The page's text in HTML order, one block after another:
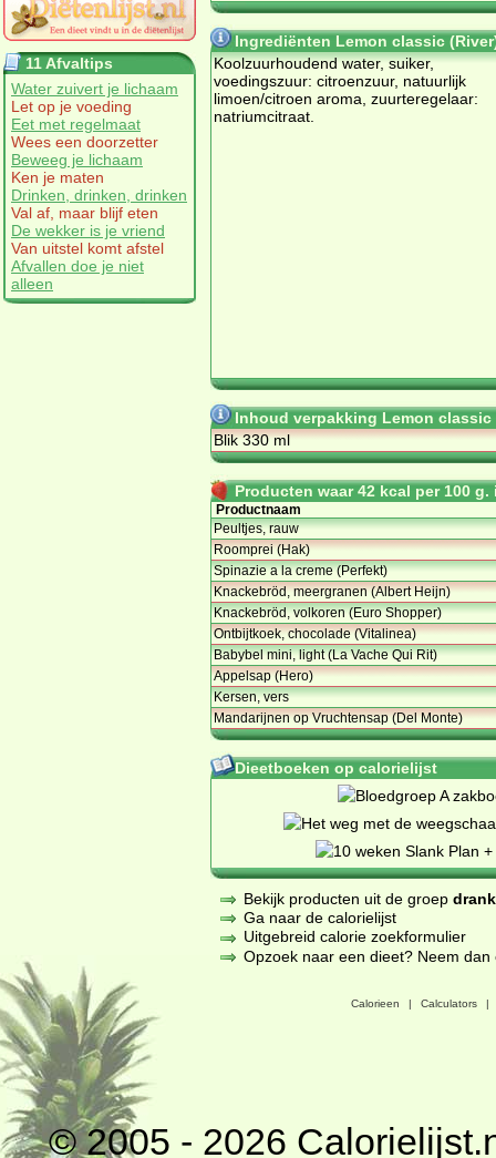
11 Afvaltips
Water zuivert je lichaam
Let op je voeding
Eet met regelmaat
Wees een doorzetter
Beweeg je lichaam
Ken je maten
Drinken, drinken, drinken
Val af, maar blijf eten
De wekker is je vriend
Van uitstel komt afstel
Afvallen doe je niet
alleen
Ingrediënten Lemon classic
Koolzuurhoudend water, suiker,
voedingszuur: citroenzuur, natuurlijk
limoen/citroen aroma, zuurteregelaar:
natriumcitraat.
Inhoud verpakking Lemon classic
Blik 330 ml
Producten waar 42 kcal per 100
Productnaam
Peultjes, rauw
Roomprei (Hak)
Spinazie a la creme (Perfekt)
Knackebröd, meergranen (Albert Heijn)
Knackebröd, volkoren (Euro Shopper)
Ontbijtkoek, chocolade (Vitalinea)
Babybel mini, light (La Vache Qui Rit)
Appelsap (Hero)
Kersen, vers
Mandarijnen op Vruchtensap (Del Monte)
Dieetboeken op calorielijst
Bekijk producten uit de groep
Ga naar de calorielijst
Uitgebreid calorie zoekformulier
Opzoek naar een dieet? Neem
Calorieen | Calculators |
© 2005 - 2026